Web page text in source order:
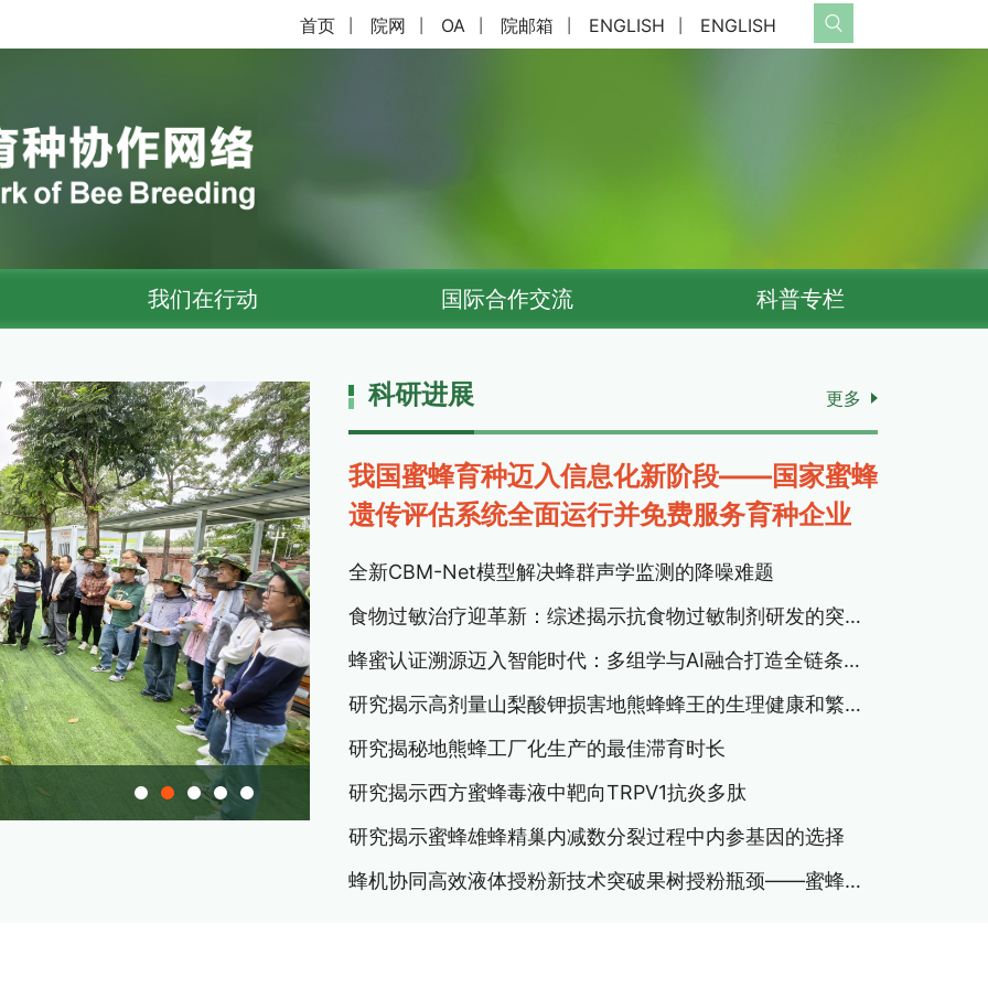
首页 院网 OA 院邮箱 ENGLISH ENGLISH
我们在行动 国际合作交流 科普专栏
更多
科研进展
我国蜜蜂育种迈入信息化新阶段——国家蜜蜂
遗传评估系统全面运行并免费服务育种企业
全新CBM-Net模型解决蜂群声学监测的降噪难题
食物过敏治疗迎革新：综述揭示抗食物过敏制剂研发的突破性进展
蜂蜜认证溯源迈入智能时代：多组学与AI融合打造全链条品质保障体系
研究揭示高剂量山梨酸钾损害地熊蜂蜂王的生理健康和繁殖能力
研究揭秘地熊蜂工厂化生产的最佳滞育时长
研究揭示西方蜜蜂毒液中靶向TRPV1抗炎多肽
研究揭示蜜蜂雄蜂精巢内减数分裂过程中内参基因的选择
蜂机协同高效液体授粉新技术突破果树授粉瓶颈——蜜蜂所提出液体授粉新模式